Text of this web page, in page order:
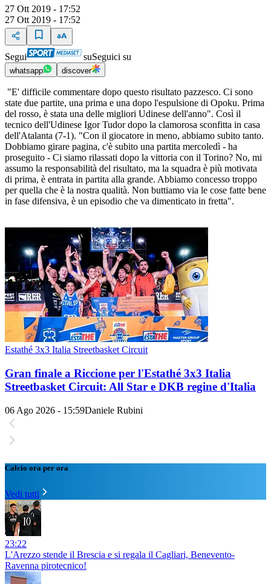
27 Ott 2019 - 17:52
27 Ott 2019 - 17:52
Segui suSeguici su
whatsapp discover
"E' difficile commentare dopo questo risultato pazzesco. Ci sono
state due partite, una prima e una dopo l'espulsione di Opoku. Prima
del rosso, è stata una delle migliori Udinese dell'anno". Così il
tecnico dell'Udinese Igor Tudor dopo la clamorosa sconfitta in casa
dell'Atalanta (7-1). "Con il giocatore in meno, abbiamo subito tanto.
Dobbiamo girare pagina, c'è subito una partita mercoledì - ha
proseguito - Ci siamo rilassati dopo la vittoria con il Torino? No, mi
assumo la responsabilità del risultato, ma la squadra è più motivata
di prima, è entrata in partita alla grande. Abbiamo concesso troppo
per quella che è la nostra qualità. Non buttiamo via le cose fatte bene
in fase difensiva, è un episodio che va dimenticato in fretta".
Estathé 3x3 Italia Streetbasket Circuit
Gran finale a Riccione per l'Estathé 3x3 Italia
Streetbasket Circuit: All Star e DKB regine d'Italia
06 Ago 2026 - 15:59Daniele Rubini
Calcio ora per ora
Vedi tutti
23:22
L'Arezzo stende il Brescia e si regala il Cagliari, Benevento-
Ravenna pirotecnico!